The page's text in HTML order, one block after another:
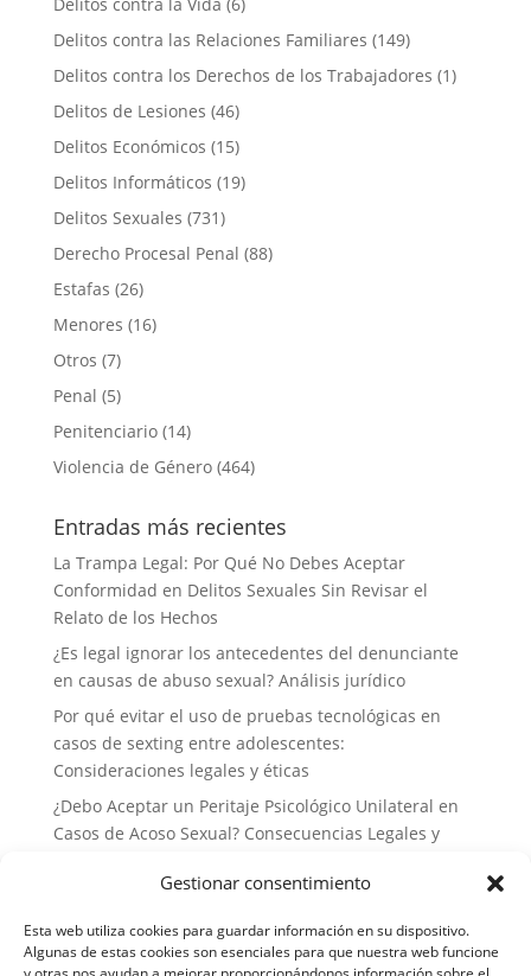
Gestionar consentimiento
Esta web utiliza cookies para guardar información en su dispositivo.
Algunas de estas cookies son esenciales para que nuestra web funcione
Delitos contra las Relaciones Familiares (149)
Delitos contra los Derechos de los Trabajadores (1)
Delitos de Lesiones (46)
Delitos Económicos (15)
Delitos Informáticos (19)
Delitos Sexuales (731)
Derecho Procesal Penal (88)
Estafas (26)
Menores (16)
Otros (7)
Penal (5)
Penitenciario(14)
Violencia de Género(464)
Entradas más recientes
La Trampa Legal: Por Qué No Debes Aceptar
Conformidad en Delitos Sexuales Sin Revisar el
Relato de los Hechos
¿Es legal ignorar los antecedentes del denunciante
en causas de abuso sexual? Análisis jurídico
Por qué evitar el uso de pruebas tecnológicas en
casos de sexting entre adolescentes:
Consideraciones legales y éticas
¿Debo Aceptar un Peritaje Psicológico Unilateral en
Casos de Acoso Sexual? Consecuencias Legales y
Por qué no deberías delegar tu defensa a abogados
generalistas en casos de delitos sexuales: la
importancia de la especialización